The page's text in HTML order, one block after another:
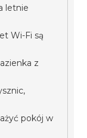
letnie
Wi-Fi są
z
pokój w